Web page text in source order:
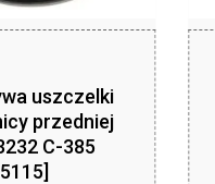
uszczelki
przedniej
C-385